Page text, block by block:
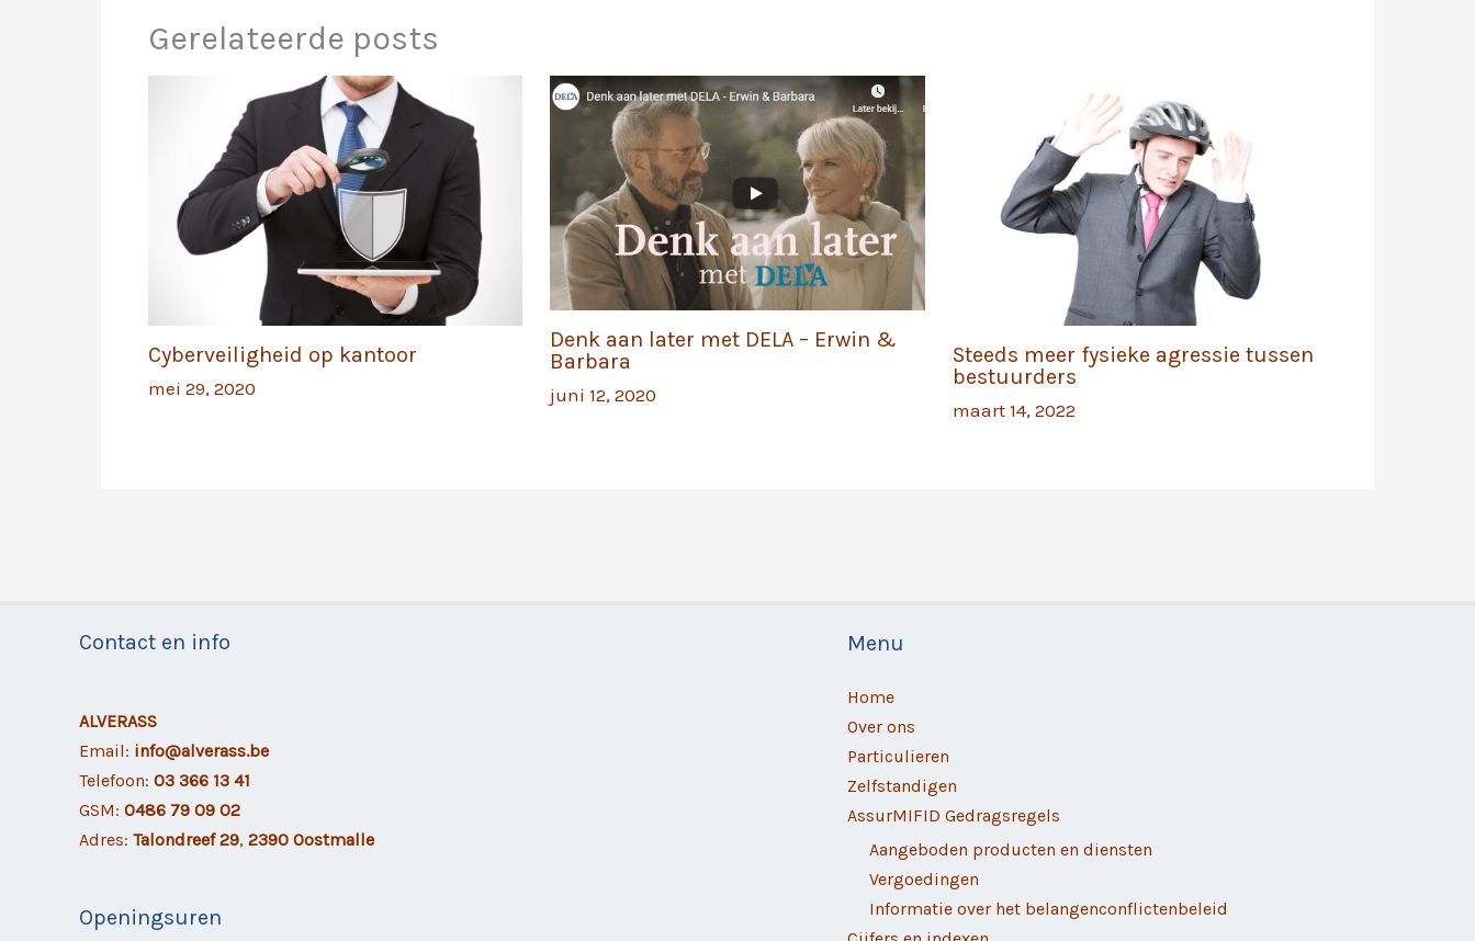
Gerelateerde posts
Cyberveiligheid op kantoor
mei 29, 2020
Denk aan later met DELA – Erwin &
Barbara
juni 12, 2020
Steeds meer fysieke agressie tussen
bestuurders
maart 14, 2022
Contact en info
ALVERASS
Email: info@alverass.be
Telefoon: 03 366 13 41
GSM: 0486 79 09 02
Adres: Talondreef 29, 2390 Oostmalle
Openingsuren
Menu
Home
Over ons
Particulieren
Zelfstandigen
AssurMIFID Gedragsregels
Aangeboden producten en diensten
Vergoedingen
Informatie over het belangenconflictenbeleid